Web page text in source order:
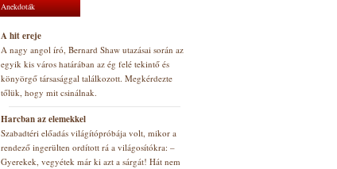
Anekdoták
A hit ereje
A nagy angol író, Bernard Shaw utazásai során az
egyik kis város határában az ég felé tekintő és
könyörgő társasággal találkozott. Megkérdezte
tőlük, hogy mit csinálnak.
Harcban az elemekkel
Szabadtéri előadás világítópróbája volt, mikor a
rendező ingerülten ordított rá a világosítókra: –
Gyerekek, vegyétek már ki azt a sárgát! Hát nem